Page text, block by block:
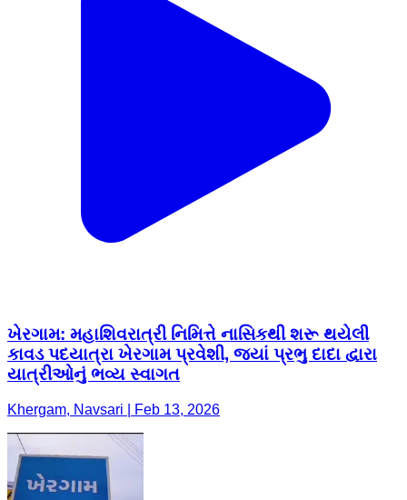
ખેરગામ: મહાશિવરાત્રી નિમિત્તે નાસિકથી શરૂ થયેલી
કાવડ પદયાત્રા ખેરગામ પ્રવેશી, જ્યાં પ્રભુ દાદા દ્વારા
યાત્રીઓનું ભવ્ય સ્વાગત
Khergam, Navsari | Feb 13, 2026